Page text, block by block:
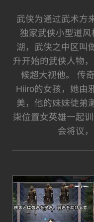
武侠为通过武术方
独家武侠小型道
湖，武侠之中区叫
升开始的武侠人物
候超大视他。 传
Hiiro的女孩，她由
美，他的妹妹徒弟
柒位置女英雄一起
会将议